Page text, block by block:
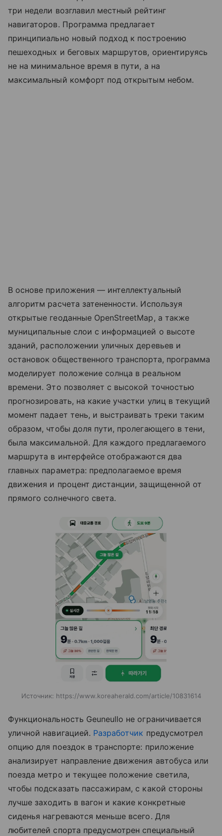
три недели возглавил местный рейтинг
навигаторов. Программа предлагает
принципиально новый подход к построению
пешеходных и беговых маршрутов, ориентируясь
не на минимальное время в пути, а на
максимальный комфорт под открытым небом.
В основе приложения — интеллектуальный
алгоритм расчета затененности. Используя
открытые геоданные OpenStreetMap, а также
муниципальные слои с информацией о высоте
зданий, расположении уличных деревьев и
остановок общественного транспорта, программа
моделирует положение солнца в реальном
времени. Это позволяет с высокой точностью
прогнозировать, на какие участки улиц в текущий
момент падает тень, и выстраивать треки таким
образом, чтобы доля пути, пролегающего в тени,
была максимальной. Для каждого предлагаемого
маршрута в интерфейсе отображаются два
главных параметра: предполагаемое время
движения и процент дистанции, защищенной от
прямого солнечного света.
Источник: https://www.koreaherald.com/article/10831614
Функциональность Geuneullo не ограничивается
уличной навигацией. Разработчик предусмотрел
опцию для поездок в транспорте: приложение
анализирует направление движения автобуса или
поезда метро и текущее положение светила,
чтобы подсказать пассажирам, с какой стороны
лучше заходить в вагон и какие конкретные
сиденья нагреваются меньше всего. Для
любителей спорта предусмотрен специальный